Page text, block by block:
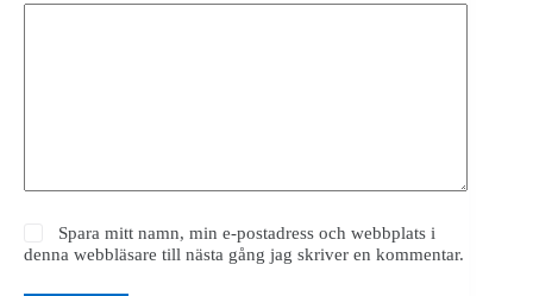
Spara mitt namn, min e-postadress och webbplats i
denna webbläsare till nästa gång jag skriver en kommentar.